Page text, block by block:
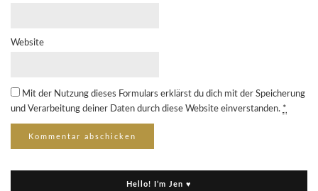
Website
Mit der Nutzung dieses Formulars erklärst du dich mit der Speicherung
und Verarbeitung deiner Daten durch diese Website einverstanden. *
Hello! I’m Jen ♥